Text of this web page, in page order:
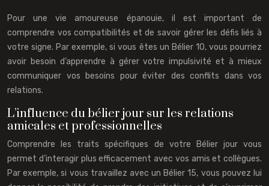
Pour une vie amoureuse épanouie, il est important de
comprendre vos compatibilités et de savoir gérer les défis liés à
votre signe. Par exemple, si vous êtes un Bélier 10, vous pourriez
avoir besoin d’apprendre à gérer votre impulsivité et à mieux
communiquer vos besoins pour éviter des conflits dans vos
relations.
L’influence du bélier jour sur les relations
amicales et professionnelles
Comprendre les traits spécifiques de votre Bélier jour vous
permet d’interagir plus efficacement avec vos amis et collègues.
Par exemple, si vous travaillez avec un Bélier 15, vous pouvez lui